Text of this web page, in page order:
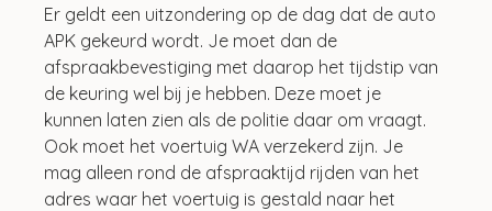
Er geldt een uitzondering op de dag dat de auto
APK gekeurd wordt. Je moet dan de
afspraakbevestiging met daarop het tijdstip van
de keuring wel bij je hebben. Deze moet je
kunnen laten zien als de politie daar om vraagt.
Ook moet het voertuig WA verzekerd zijn. Je
mag alleen rond de afspraaktijd rijden van het
adres waar het voertuig is gestald naar het